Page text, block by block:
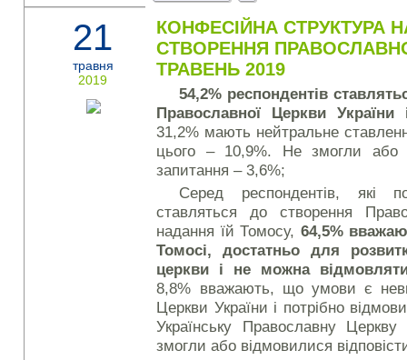
21
травня
2019
КОНФЕСІЙНА СТРУКТУРА
СТВОРЕННЯ
ТРАВЕНЬ 2019
54,2% респондентів
Православної Церкви
31,2% мають нейтральне
цього – 10,9%. Не змогли або
запитання – 3,6%;
Серед респондентів, які
ставляться до створення
надання їй Томосу, 64,5%
Томосі, достатньо для
церкви і не можна
8,8% вважають, що умови є
Церкви України і потрібно
Українську Православну Церкву
змогли або відмовилися